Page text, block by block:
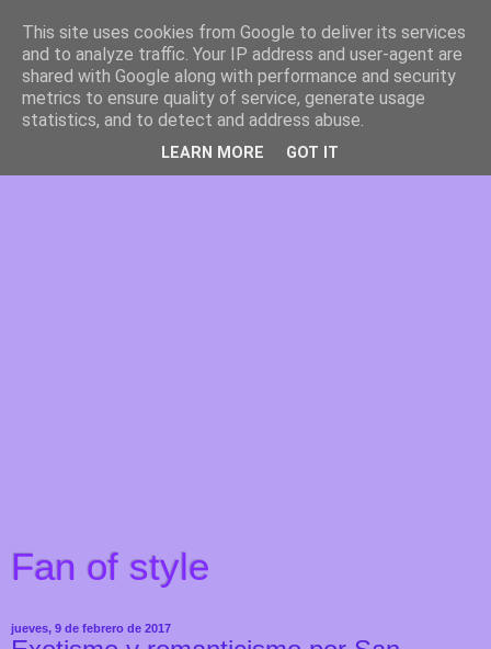
Fan of style
jueves, 9 de febrero de 2017
This site uses cookies from Google to deliver its services
and to analyze traffic. Your IP address and user-agent are
shared with Google along with performance and security
metrics to ensure quality of service, generate usage
statistics, and to detect and address abuse.
LEARN MORE GOT IT